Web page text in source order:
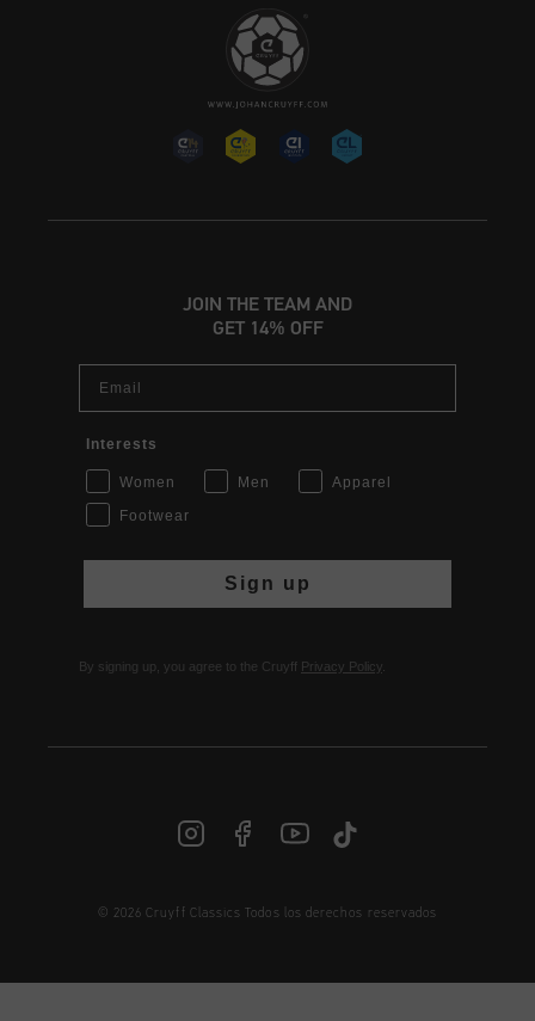
ES | € EUR
JOIN THE TEAM AND
GET 14% OFF
Interests
Women Men
Apparel
Footwear
Sign up
By signing up, you agree to the Cruyff Privacy Policy
© 2026 Cruyff Classics Todos los derechos reservados